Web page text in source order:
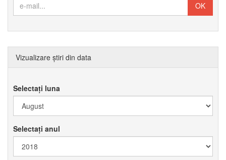
Vizualizare știri din data
Selectați luna
Selectați anul